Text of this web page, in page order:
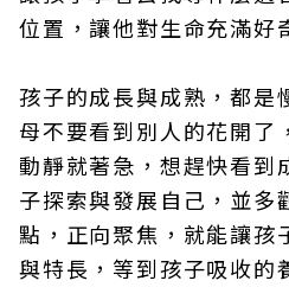
位置，讓他對生命充滿好
孩子的成長與成熟，都是
母不要看到別人的花開了
動靜就著急，想趕快看到
子探索與發展自己，並多
點，正向聚焦，就能讓孩
與特長，等到孩子吸收的